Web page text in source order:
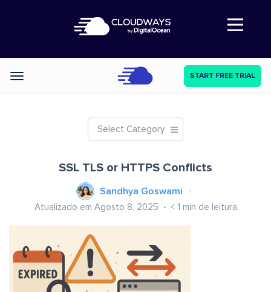
Abre a navegação
Categories START FREE TRIAL
Select Category
SSL TLS or HTTPS Conflicts
Sandhya Goswami
Atualizado em Agosto 8, 2025 < 1 min de leitura